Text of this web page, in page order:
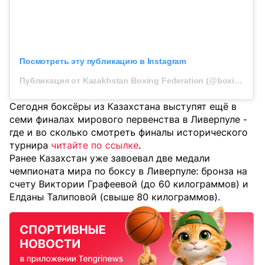
Посмотреть эту публикацию в Instagram
Публикация от Kazakhstan Boxing Federation (@boxingkazakhstan)
Сегодня боксёры из Казахстана выступят ещё в
семи финалах мирового первенства в Ливерпуле -
где и во сколько смотреть финалы исторического
турнира читайте по ссылке.
Ранее Казахстан уже завоевал две медали
чемпионата мира по боксу в Ливерпуле: бронза на
счету Виктории Графеевой (до 60 килограммов) и
Елданы Талиповой (свыше 80 килограммов).